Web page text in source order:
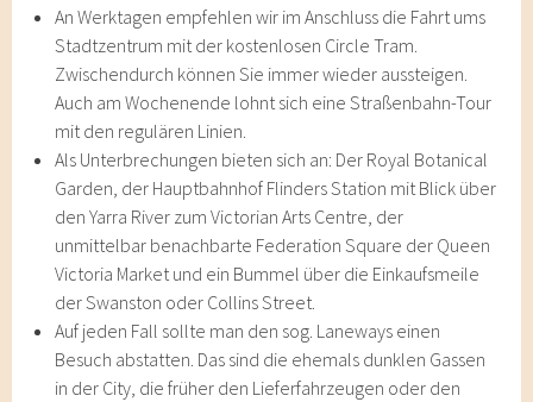
An Werktagen empfehlen wir im Anschluss die Fahrt ums
Stadtzentrum mit der kostenlosen Circle Tram.
Zwischendurch können Sie immer wieder aussteigen.
Auch am Wochenende lohnt sich eine Straßenbahn-Tour
mit den regulären Linien.
Als Unterbrechungen bieten sich an: Der Royal Botanical
Garden, der Hauptbahnhof Flinders Station mit Blick über
den Yarra River zum Victorian Arts Centre, der
unmittelbar benachbarte Federation Square der Queen
Victoria Market und ein Bummel über die Einkaufsmeile
der Swanston oder Collins Street.
Auf jeden Fall sollte man den sog. Laneways einen
Besuch abstatten. Das sind die ehemals dunklen Gassen
in der City, die früher den Lieferfahrzeugen oder den